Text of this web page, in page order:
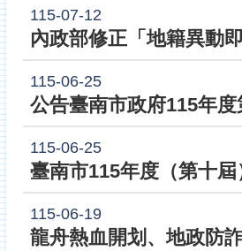
便
交
115-07-12
115-06-25
115-06-25
115-06-19